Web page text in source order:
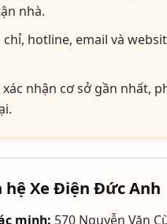
nhà.
chỉ, hotline, email và
xác nhận cơ sở gần nhất,
Xe Điện Đức Anh
minh: 570 Nguyễn Văn